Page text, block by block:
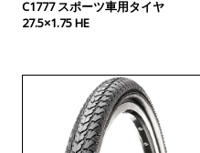
C1777 スポーツ車用タイヤ
27.5×1.75 HE